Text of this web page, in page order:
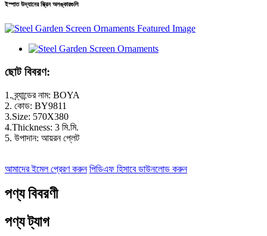
ইস্পাত উদ্যানের স্ক্রিন অলঙ্কারগুলি
ছোট বিবরণ:
1. ব্র্যান্ডের নাম: BOYA
2. কোড: BY9811
3.Size: 570X380
4.Thickness: 3 মি.মি.
5. উপাদান: আয়রন প্লেট
আমাদের ইমেল প্রেরণ করুন পিডিএফ হিসাবে ডাউনলোড করুন
পণ্য বিবরণী
পণ্য ট্যাগ